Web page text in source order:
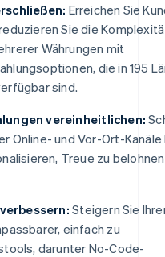
Erreichen Sie
Sie die
Währungen mit
die in 195
sind.
vereinheitlichen:
Online- und Vor-Ort-Kanäle
Treue zu
Steigern Sie
einfach zu
darunter No-Code-